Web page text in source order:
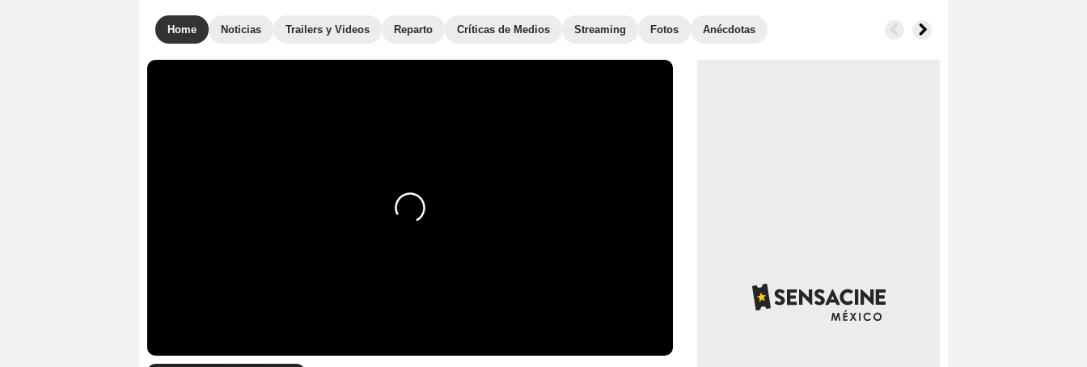
Home Noticias Trailers y Videos Reparto Críticas de Medios Streaming Fotos Anécdotas